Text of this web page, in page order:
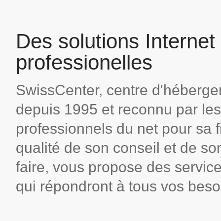
Des solutions Internet
professionelles
SwissCenter, centre
depuis 1995 et reconnu par les
professionnels du net pour sa
qualité de son conseil et de
faire, vous propose des
qui répondront à tous vos